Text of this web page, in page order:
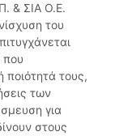
& ΣΙΑ Ο.Ε.
του
που
ποιότητά τους,
των
για
στους